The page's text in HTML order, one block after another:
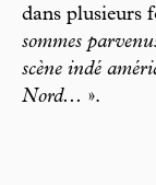
dans plusieurs
sommes
scène indé
Nord... ».